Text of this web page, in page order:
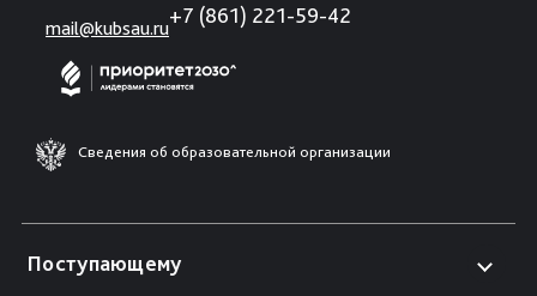
mail@kubsau.ru
+7 (861) 221-59-42
Сведения об образовательной организации
Поступающему